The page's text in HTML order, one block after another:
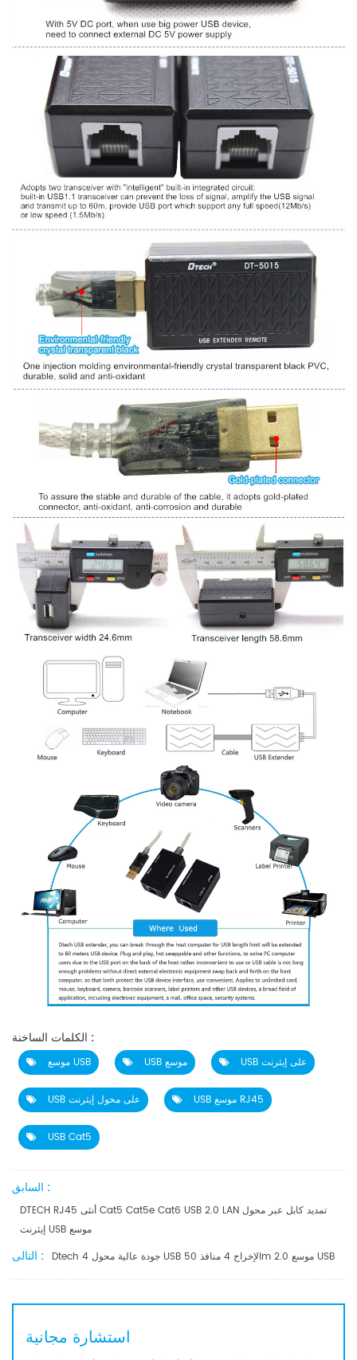
الكلمات الساخنة :
موسع USB USB موسع USB على إيثرنت
USB على محول إيثرنت USB موسع RJ45
USB Cat5
السابق :
DTECH RJ45 أنثى Cat5 Cat5e Cat6 USB 2.0 LAN تمديد كابل عبر محول
إيثرنت USB موسع
التالى : Dtech جودة عالية محول 4 USB الإخراج 4 منافذ 50m 2.0 موسع USB
استشارة مجانية